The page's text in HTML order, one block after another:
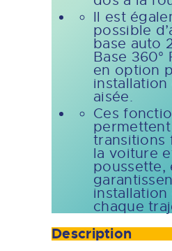
Il est
possible
base auto
Base 360°
en option
aisée.
Ces
transitions
la voiture
poussette,
chaque
Description